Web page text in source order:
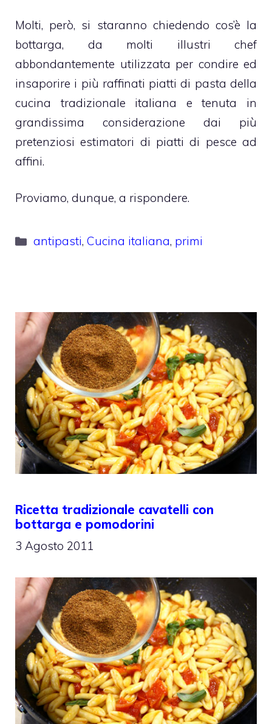
Molti, però, si staranno chiedendo cos’è la
bottarga, da molti illustri chef
abbondantemente utilizzata per condire ed
insaporire i più raffinati piatti di pasta della
cucina tradizionale italiana e tenuta in
grandissima considerazione dai più
pretenziosi estimatori di piatti di pesce ad
affini.
Proviamo, dunque, a rispondere.
Categorie
antipasti,Cucina italiana, primi
Ricetta tradizionale cavatelli con
bottarga e pomodorini
3 Agosto 2011